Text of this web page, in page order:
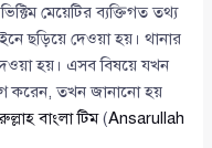
মেয়েটির ব্যক্তিগত তথ্য
ছড়িয়ে দেওয়া হয়। থানার
হয়। এসব বিষয়ে যখন
করেন, তখন জানানো হয়
বাংলা টিম(Ansarullah